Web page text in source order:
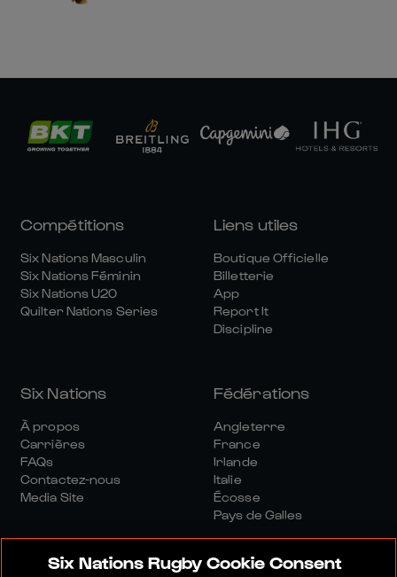
Compétitions
Six Nations Masculin
Six Nations Féminin
Six Nations U20
Quilter Nations Series
Liens utiles
Boutique Officielle
Billetterie
App
Report It
Discipline
Six Nations
À propos
Carrières
FAQs
Contactez-nous
Media Site
Fédérations
Angleterre
France
Irlande
Italie
Écosse
Pays de Galles
Six Nations Rugby Cookie Consent